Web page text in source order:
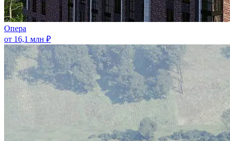
Опера
от 16,1 млн ₽